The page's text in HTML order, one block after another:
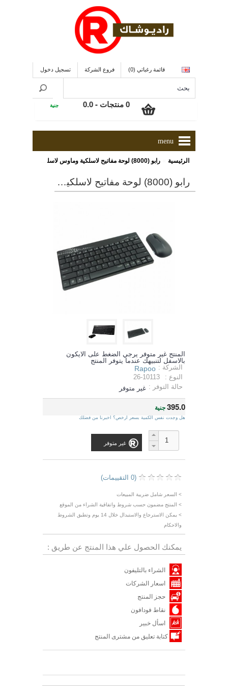
قائمة رغباتي (0) فروع الشركة تسجيل دخول
0 منتجات - 0.0 جنية
menu
الرئيسية رابو (8000) لوحة مفاتيح لاسلكية وماوس لاسلكى ذات لون أسود
رابو (8000) لوحة مفاتيح لاسلكية وماوس لاسلكى ذات لون أسود
المنتج غير متوفر يرجي الضغط على الايكون
بالاسفل لتنبيهك عندما يتوفر المنتج
الشركة : Rapoo
النوع :
26-10113
حالة التوفر : غير متوفر
395.0جنية
هل وجدت نفس الكمية بسعر ارخص؟ اخبرنا من فضلك
غير متوفر
(0 التقييمات)
> السعر شامل ضريبة المبيعات
> المنتج مضمون حسب شروط واتفاقية الشراء من الموقع
> يمكن الاسترجاع والاستبدال خلال 14 يوم وتطبق الشروط
والاحكام
يمكنك الحصول علي هذا المنتج عن طريق :
الشراء بالتليفون
اسعار الشركات
حجز المنتج
نقاط فودافون
اسأل خبير
كتابة تعليق من مشترى المنتج